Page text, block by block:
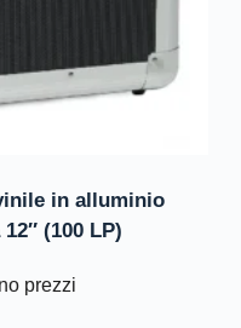
in alluminio
(100 LP)
prezzi